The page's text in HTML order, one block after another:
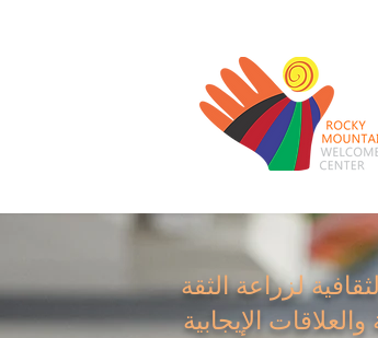
لزراعة الثقة
الإيجابية